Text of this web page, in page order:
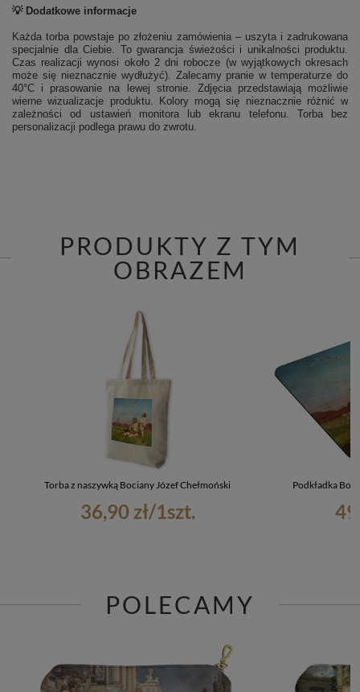
💡 Dodatkowe informacje
Każda torba powstaje po złożeniu zamówienia – uszyta i zadrukowana
specjalnie dla Ciebie. To gwarancja świeżości i unikalności produktu.
Czas realizacji wynosi około 2 dni robocze (w wyjątkowych okresach
może się nieznacznie wydłużyć). Zalecamy pranie w temperaturze do
40°C i prasowanie na lewej stronie. Zdjęcia przedstawiają możliwie
wierne wizualizacje produktu. Kolory mogą się nieznacznie różnić w
zależności od ustawień monitora lub ekranu telefonu. Torba bez
personalizacji podlega prawu do zwrotu.
PRODUKTY Z TYM
OBRAZEM
Torba z naszywką Bociany Józef Chełmoński
36,90 zł/1szt.
Podkładka
POLECAMY